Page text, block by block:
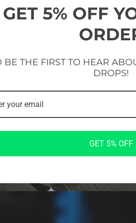
GET 5% OFF
BE THE FIRST TO HEAR
DROPS!
GET 5% OFF